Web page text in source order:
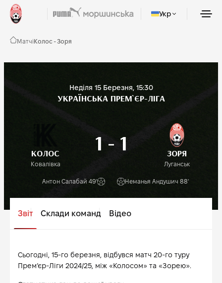
Укр
МатчіКолос - Зоря
Неділя 15 Березня, 15:30
УКРАЇНСЬКА ПРЕМ`ЄР-ЛІГА
КОЛОС
Ковалівка
1 - 1 ЗОРЯ
Луганськ
Антон Салабай 49' Неманья Андушич 88'
Звіт Склади команд Відео
Сьогодні, 15-го березня, відбувся матч 20-го туру
Премʼєр-Ліги 2024/25, між «Колосом» та «Зорею».